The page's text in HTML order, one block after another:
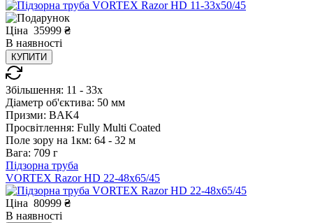
Ціна 35999 ₴
В наявності
КУПИТИ
Збільшення: 11 - 33x
Діаметр об'єктива: 50 мм
Призми: BAK4
Просвітлення: Fully Multi Coated
Поле зору на 1км: 64 - 32 м
Вага: 709 г
Підзорна труба
VORTEX Razor HD 22-48x65/45
Ціна 80999 ₴
В наявності